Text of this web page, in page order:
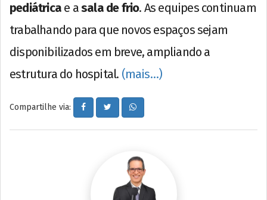
pediátrica e asala de frio. As equipes continuam
trabalhando para que novos espaços sejam
disponibilizados em breve, ampliando a
estrutura do hospital. (mais…)
Compartilhe via: